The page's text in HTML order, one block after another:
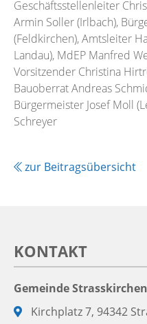
Geschäftsstellenleiter
Armin Soller (Irlbach),
(Feldkirchen), Amtsleiter
Landau), MdEP Manfred
Vorsitzender Christina
Bauoberrat Andreas
Bürgermeister Josef Moll
Schreyer
zur Beitragsübersicht
KONTAKT
Gemeinde Strasskirchen
Adresse:
Kirchplatz 7, 94342